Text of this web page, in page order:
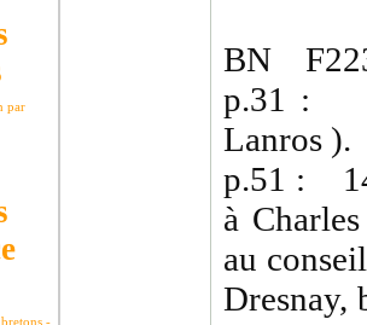
par
-
BN
p.31 :
Lanros ).
p.51 :
à
au
Dresnay,